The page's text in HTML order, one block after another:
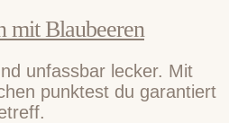
mit Blaubeeren
unfassbar lecker. Mit
punktest du garantiert